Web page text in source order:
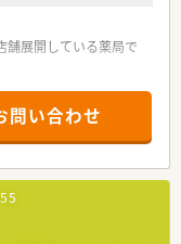
展開している薬局で
指しています！
リアパスが多様
ません
いる方もたくさんいら
問い合わせ